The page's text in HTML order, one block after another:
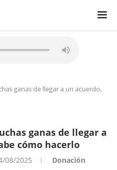
ganas de llegar a un acuerdo,
ganas de llegar a
cómo hacerlo
08/2025 Donación